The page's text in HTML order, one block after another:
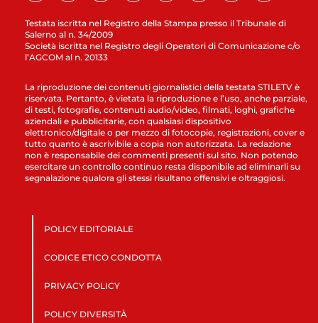
Testata iscritta nel Registro della Stampa presso il Tribunale di
Salerno al n. 34/2009
Società iscritta nel Registro degli Operatori di Comunicazione c/o
l’AGCOM al n. 20133
La riproduzione dei contenuti giornalistici della testata STILETV è
riservata. Pertanto, è vietata la riproduzione e l’uso, anche parziale,
di testi, fotografie, contenuti audio/video, filmati, loghi, grafiche
aziendali e pubblicitarie, con qualsiasi dispositivo
elettronico/digitale o per mezzo di fotocopie, registrazioni, cover e
tutto quanto è ascrivibile a copia non autorizzata. La redazione
non è responsabile dei commenti presenti sul sito. Non potendo
esercitare un controllo continuo resta disponibile ad eliminarli su
segnalazione qualora gli stessi risultano offensivi e oltraggiosi.
POLICY EDITORIALE
CODICE ETICO CONDOTTA
PRIVACY POLICY
POLICY DIVERSITÀ